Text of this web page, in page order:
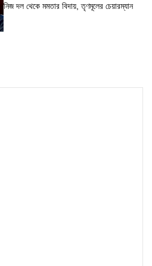
নিজ দল থেকে মমতার বিদায়, তৃণমূলের চেয়ারম্যান